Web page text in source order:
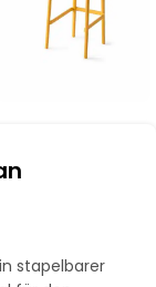
stapelbarer